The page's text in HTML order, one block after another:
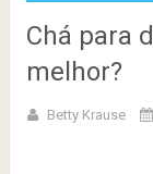
Chá para
melhor?
Betty Krause